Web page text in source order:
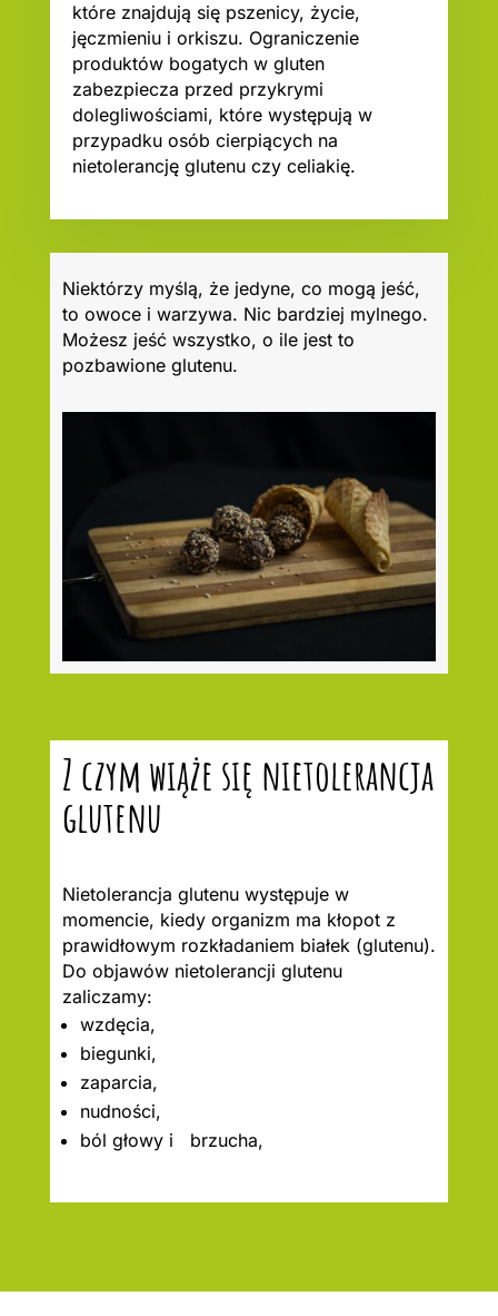
które znajdują się pszenicy, życie,
jęczmieniu i orkiszu. Ograniczenie
produktów bogatych w gluten
zabezpiecza przed przykrymi
dolegliwościami, które występują w
przypadku osób cierpiących na
nietolerancję glutenu czy celiakię.
Niektórzy myślą, że jedyne, co mogą jeść,
to owoce i warzywa. Nic bardziej mylnego.
Możesz jeść wszystko, o ile jest to
pozbawione glutenu.
Z czym wiąże się nietolerancja
glutenu
Nietolerancja glutenu występuje w
momencie, kiedy organizm ma kłopot z
prawidłowym rozkładaniem białek (glutenu).
Do objawów nietolerancji glutenu
zaliczamy:
wzdęcia,
biegunki,
zaparcia,
nudności,
ból głowy i brzucha,